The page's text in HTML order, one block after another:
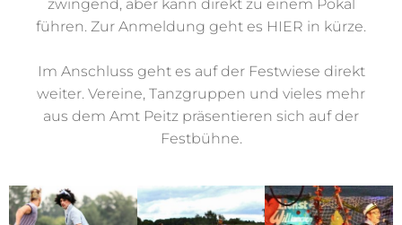
einer Stecher(in). Eine witziges Motto ist nicht
zwingend, aber kann direkt zu einem Pokal
Im Anschluss geht es auf der Festwiese direkt
weiter. Vereine, Tanzgruppen und vieles mehr
aus dem Amt Peitz präsentieren sich auf der